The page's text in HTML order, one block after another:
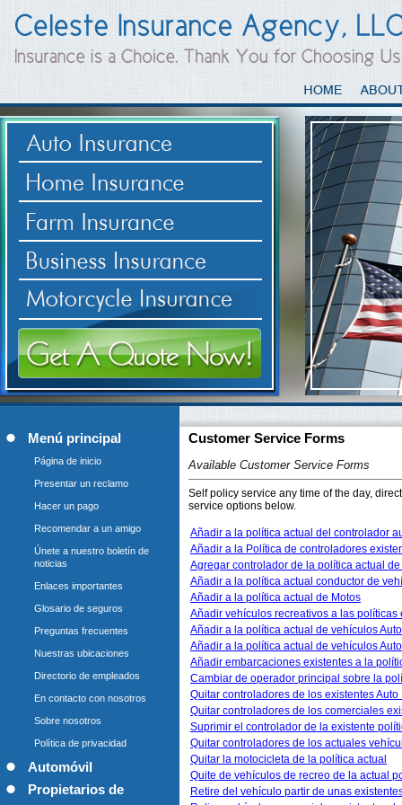
Menú principal
Página de inicio
Presentar un reclamo
Hacer un pago
Recomendar a un amigo
Únete a nuestro boletín de
noticias
Enlaces importantes
Glosario de seguros
Preguntas frecuentes
Nuestras ubicaciones
Directorio de empleados
En contacto con nosotros
Sobre nosotros
Política de privacidad
Automóvil
Propietarios de
Customer Service Forms
Available Customer Service Forms
Self policy service any time of the day,
service options below.
Añadir a la política actual del controlador
Añadir a la Política de controladores
Agregar controlador de la política actual de
Añadir a la política actual conductor de
Añadir a la política actual de Motos
Añadir vehículos recreativos a las políticas
Añadir a la política actual de vehículos Auto
Añadir a la política actual de vehículos
Añadir embarcaciones existentes a la
Cambiar de operador principal sobre la
Quitar controladores de los existentes Auto
Quitar controladores de los comerciales
Suprimir el controlador de la existente
Quitar controladores de los actuales
Quitar la motocicleta de la política actual
Quite de vehículos de recreo de la actual
Retire del vehículo partir de unas